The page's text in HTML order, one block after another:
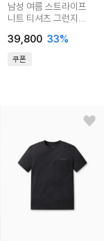
남성 여름 스트라이프
니트 티셔츠 그런지
39,800 33%
쿠폰